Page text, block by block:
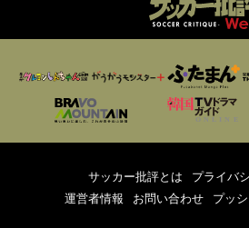
サッカー批評とは
プライバ
運営者情報
お問い合わせ プッ